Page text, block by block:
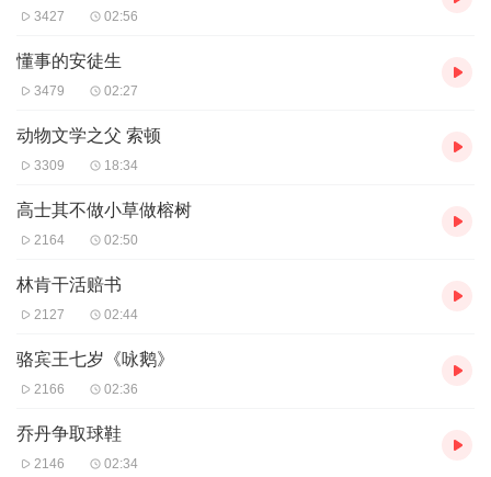
3427 02:56
懂事的安徒生
3479 02:27
动物文学之父 索顿
3309 18:34
高士其不做小草做榕树
2164 02:50
林肯干活赔书
2127 02:44
骆宾王七岁《咏鹅》
2166 02:36
乔丹争取球鞋
2146 02:34